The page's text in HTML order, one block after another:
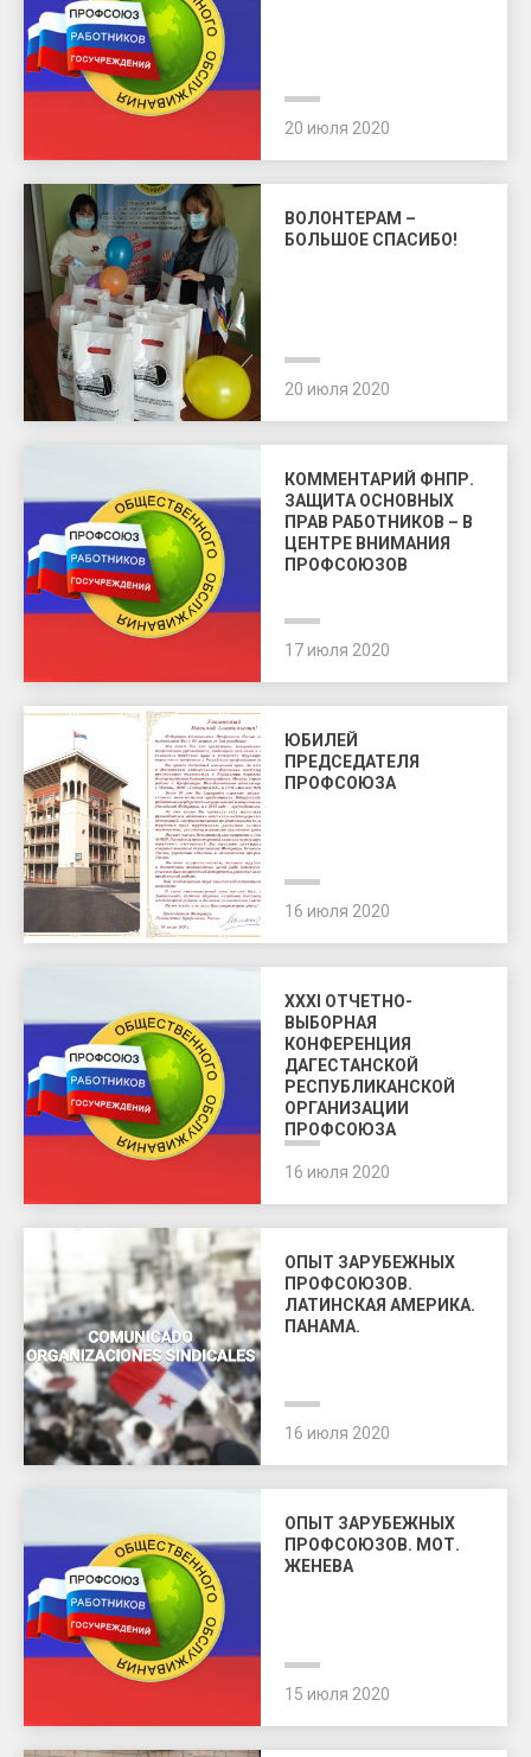
20 июля 2020
ВОЛОНТЕРАМ –
БОЛЬШОЕ СПАСИБО!
20 июля 2020
КОММЕНТАРИЙ ФНПР.
ЗАЩИТА ОСНОВНЫХ
ПРАВ РАБОТНИКОВ – В
ЦЕНТРЕ ВНИМАНИЯ
ПРОФСОЮЗОВ
17 июля 2020
ЮБИЛЕЙ
ПРЕДСЕДАТЕЛЯ
ПРОФСОЮЗА
16 июля 2020
XXXI ОТЧЕТНО-
ВЫБОРНАЯ
КОНФЕРЕНЦИЯ
ДАГЕСТАНСКОЙ
РЕСПУБЛИКАНСКОЙ
ОРГАНИЗАЦИИ
ПРОФСОЮЗА
16 июля 2020
ОПЫТ ЗАРУБЕЖНЫХ
ПРОФСОЮЗОВ.
ЛАТИНСКАЯ АМЕРИКА.
ПАНАМА.
16 июля 2020
ОПЫТ ЗАРУБЕЖНЫХ
ПРОФСОЮЗОВ. МОТ.
ЖЕНЕВА
15 июля 2020